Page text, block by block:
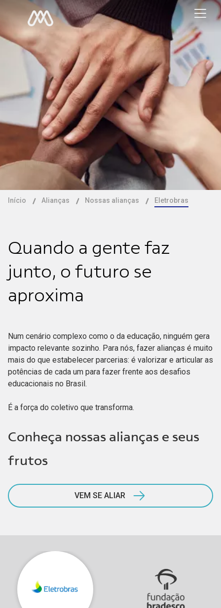
Início Alianças Nossas alianças Eletrobras
Quando a gente faz
junto, o futuro se
aproxima
Num cenário complexo como o da educação, ninguém gera
impacto relevante sozinho. Para nós, fazer alianças é muito
mais do que estabelecer parcerias: é valorizar e articular as
potências de cada um para fazer frente aos desafios
educacionais no Brasil.
É a força do coletivo que transforma.
Conheça nossas alianças e seus
frutos
VEM SE ALIAR